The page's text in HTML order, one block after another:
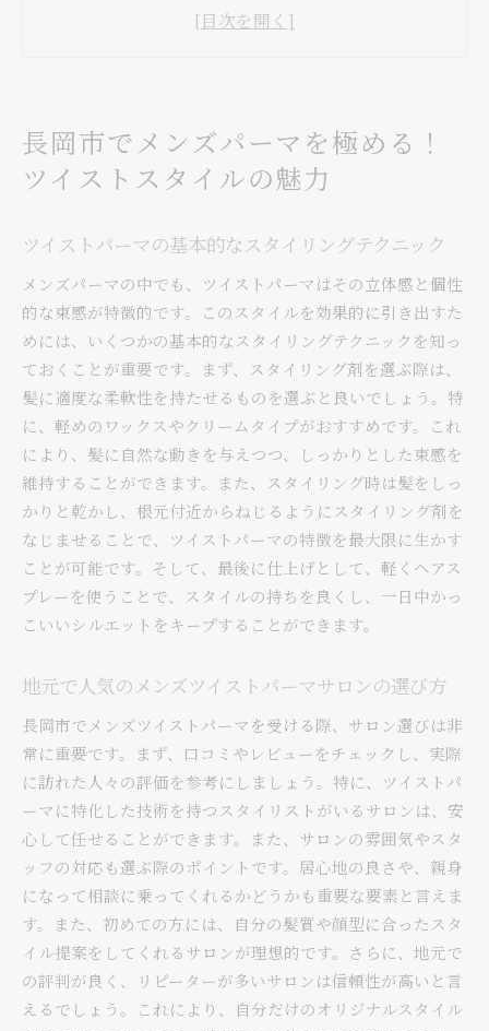
地元で人気のメンズツイストパーマサロンの選
長岡市の美容師が教えるツイストパーマの魅力
個性的なスタイルを楽しむためのスタイリング
メンズパーマで個性を引き出す！長岡市で見つける
ツイストパーマで生まれるモダンな印象
長岡市で流行中のメンズパーマトレンド
日常のスタイリングに役立つツイストテクニッ
ク
パーマスタイルが与えるメンタルへのポジティ
ブ効果
個性を際立たせるためのカラーリングの秘訣
プロが教えるメンズツイストパーマのセット方
法
ツイストパーマの長さ別スタイル提案
活用法
長岡市で信頼できる美容師との出会い方
ツイストパーマと相性の良いファッションスタ
イル
初めてのパーマ体験を成功させるためのヒント
メンズツイストパーマでスタイリッシュに！長岡市
のおすすめサロン
リピーター続出の人気サロン紹介
長岡市のスタイリストが提案する最新パーマデ
ザイン
長岡市でメンズパーマを極める！
ツイストスタイルの魅力
ツイストパーマの基本的なスタイリングテクニック
メンズパーマの中でも、ツイストパーマはその立体感と個性
的な束感が特徴的です。このスタイルを効果的に引き出すた
めには、いくつかの基本的なスタイリングテクニックを知っ
ておくことが重要です。まず、スタイリング剤を選ぶ際は、
髪に適度な柔軟性を持たせるものを選ぶと良いでしょう。特
に、軽めのワックスやクリームタイプがおすすめです。これ
により、髪に自然な動きを与えつつ、しっかりとした束感を
維持することができます。また、スタイリング時は髪をしっ
かりと乾かし、根元付近からねじるようにスタイリング剤を
なじませることで、ツイストパーマの特徴を最大限に生かす
ことが可能です。そして、最後に仕上げとして、軽くヘアス
プレーを使うことで、スタイルの持ちを良くし、一日中かっ
こいいシルエットをキープすることができます。
地元で人気のメンズツイストパーマサロンの選び方
長岡市でメンズツイストパーマを受ける際、サロン選びは非
常に重要です。まず、口コミやレビューをチェックし、実際
に訪れた人々の評価を参考にしましょう。特に、ツイストパ
ーマに特化した技術を持つスタイリストがいるサロンは、安
心して任せることができます。また、サロンの雰囲気やスタ
ッフの対応も選ぶ際のポイントです。居心地の良さや、親身
になって相談に乗ってくれるかどうかも重要な要素と言えま
す。また、初めての方には、自分の髪質や顔型に合ったスタ
イル提案をしてくれるサロンが理想的です。さらに、地元で
の評判が良く、リピーターが多いサロンは信頼性が高いと言
えるでしょう。これにより、自分だけのオリジナルスタイル